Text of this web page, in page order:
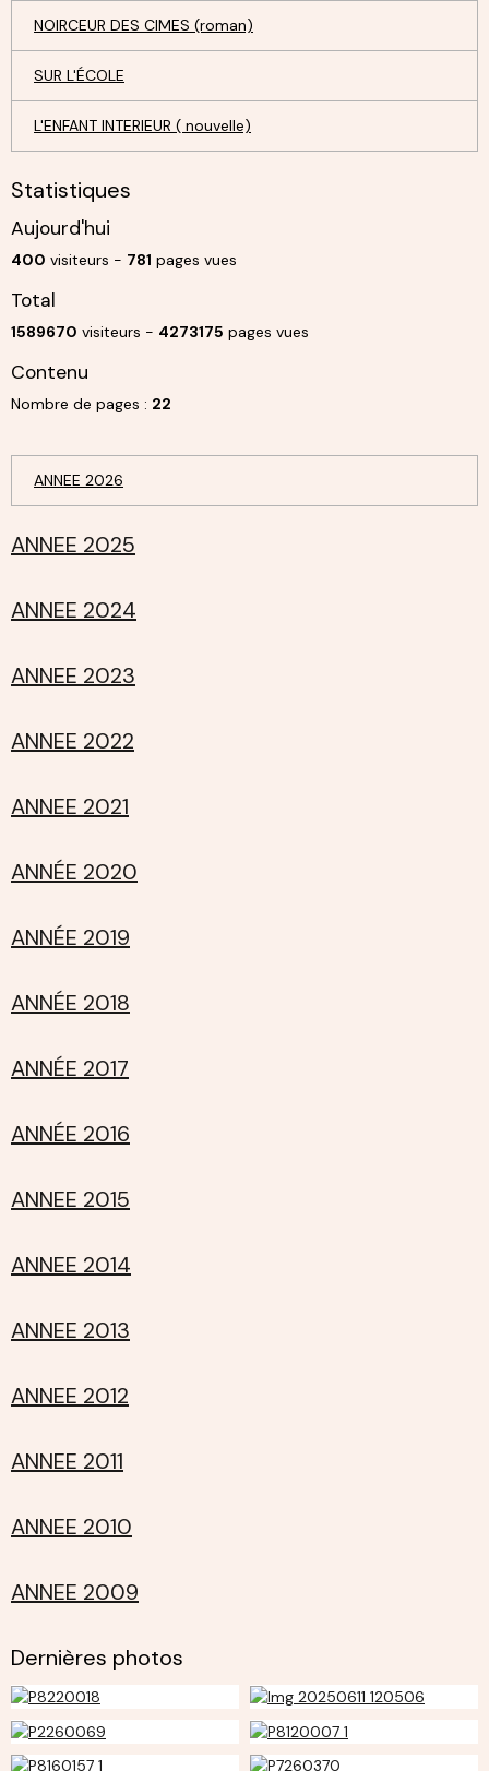
NOIRCEUR DES CIMES (roman)
SUR L'ÉCOLE
L'ENFANT INTERIEUR ( nouvelle)
Statistiques
Aujourd'hui
400 visiteurs - 781 pages vues
Total
1589670 visiteurs - 4273175 pages vues
Contenu
Nombre de pages : 22
ANNEE 2026
ANNEE 2025
ANNEE 2024
ANNEE 2023
ANNEE 2022
ANNEE 2021
ANNÉE 2020
ANNÉE 2019
ANNÉE 2018
ANNÉE 2017
ANNÉE 2016
ANNEE 2015
ANNEE 2014
ANNEE 2013
ANNEE 2012
ANNEE 2011
ANNEE 2010
ANNEE 2009
Dernières photos